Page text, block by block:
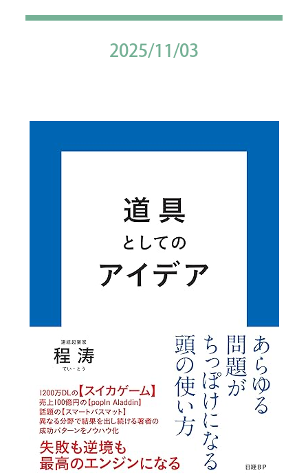
2025/11/03